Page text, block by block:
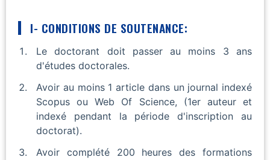
I- CONDITIONS DE SOUTENANCE:
Le doctorant doit passer au moins 3 ans
d'études doctorales.
Avoir au moins 1 article dans un journal indexé
Scopus ou Web Of Science, (1er auteur et
indexé pendant la période d'inscription au
doctorat).
Avoir complété 200 heures des formations